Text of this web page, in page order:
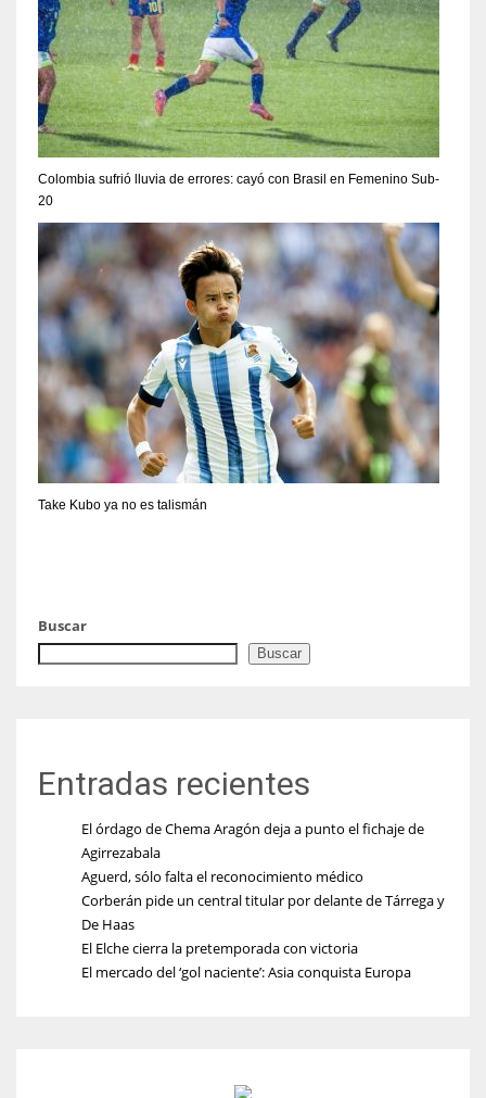
Colombia sufrió lluvia de errores: cayó con Brasil en Femenino Sub-
20
Take Kubo ya no es talismán
Buscar
Buscar
Entradas recientes
El órdago de Chema Aragón deja a punto el fichaje de
Agirrezabala
Aguerd, sólo falta el reconocimiento médico
Corberán pide un central titular por delante de Tárrega y
De Haas
El Elche cierra la pretemporada con victoria
El mercado del ‘gol naciente’: Asia conquista Europa